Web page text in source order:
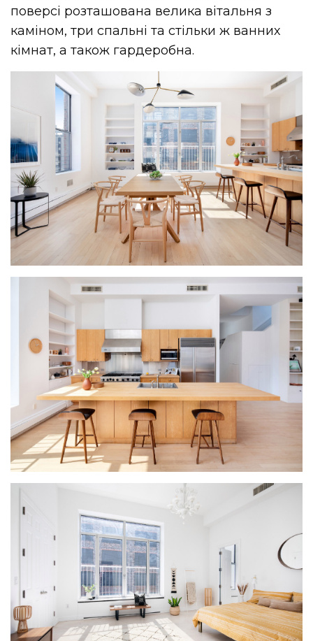
поверсі розташована велика вітальня з
каміном, три спальні та стільки ж ванних
кімнат, а також гардеробна.